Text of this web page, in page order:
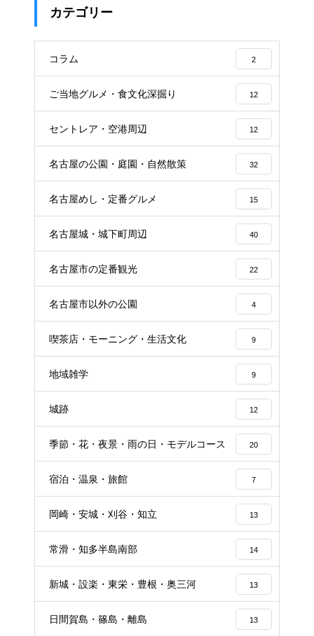
カテゴリー
コラム 2
ご当地グルメ・食文化深掘り 12
セントレア・空港周辺 12
名古屋の公園・庭園・自然散策 32
名古屋めし・定番グルメ 15
名古屋城・城下町周辺 40
名古屋市の定番観光 22
名古屋市以外の公園 4
喫茶店・モーニング・生活文化 9
地域雑学 9
城跡 12
季節・花・夜景・雨の日・モデルコース 20
宿泊・温泉・旅館 7
岡崎・安城・刈谷・知立 13
常滑・知多半島南部 14
新城・設楽・東栄・豊根・奥三河 13
日間賀島・篠島・離島 13